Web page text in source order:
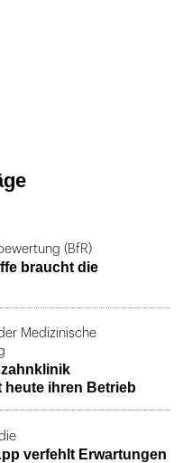
(BfR)
braucht die
Medizinische
heute ihren Betrieb
verfehlt Erwartungen